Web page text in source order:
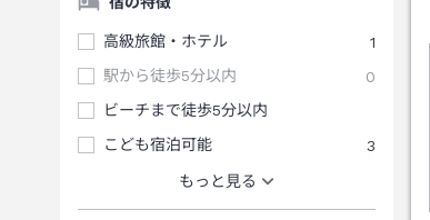
高級旅館・ホテル
1
駅から徒歩5分以内
0
ビーチまで徒歩5分以内
こども宿泊可能
3
もっと見る